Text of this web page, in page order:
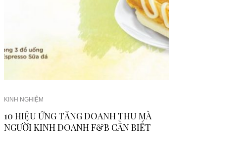
KINH NGHIỆM
10 HIỆU ỨNG TĂNG DOANH THU MÀ
NGƯỜI KINH DOANH F&B CẦN BIẾT